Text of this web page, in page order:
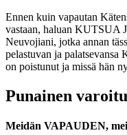
Ennen kuin vapautan
vastaan, haluan KUTSUA
Neuvojiani, jotka annan
pelastuvan ja palatsevansa
on poistunut ja missä hän
Punainen
Meidän VAPAUDEN,